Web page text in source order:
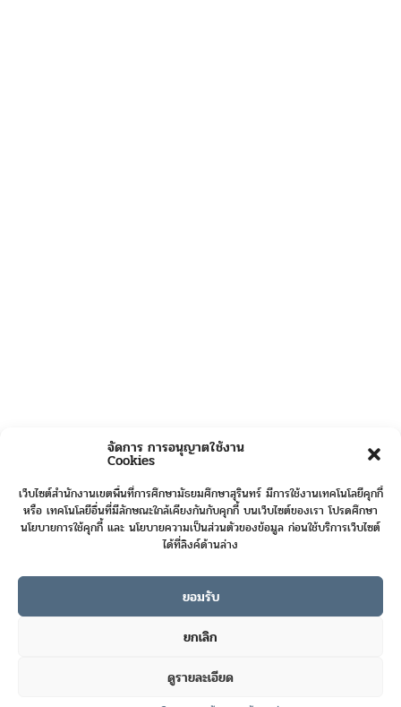
จัดการ การอนุญาตใช้งาน
Cookies
เว็บไซต์สำนักงานเขตพื้นที่การศึกษามัธยมศึกษาสุรินทร์ มีการใช้งานเทคโนโลยีคุกกี้
หรือ เทคโนโลยีอื่นที่มีลักษณะใกล้เคียงกันกับคุกกี้ บนเว็บไซต์ของเรา โปรดศึกษา
นโยบายการใช้คุกกี้ และ นโยบายความเป็นส่วนตัวของข้อมูล ก่อนใช้บริการเว็บไซต์
ได้ที่ลิงค์ด้านล่าง
ยอมรับ
ยกเลิก
ดูรายละเอียด
422185